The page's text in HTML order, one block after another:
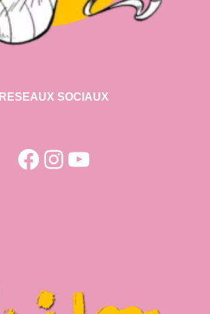
RESEAUX SOCIAUX
Facebook
Instagram
YouTube